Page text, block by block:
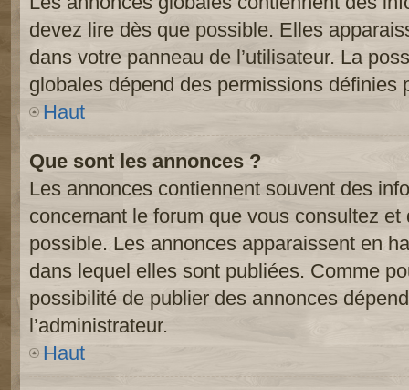
devez lire dès que possible. Elles
dans votre panneau de l’utilisateur. La
globales dépend des permissions définies
Haut
Que sont les annonces ?
Les annonces contiennent souvent des
concernant le forum que vous consultez
possible. Les annonces apparaissent en
dans lequel elles sont publiées. Comme
possibilité de publier des annonces
l’administrateur.
Haut